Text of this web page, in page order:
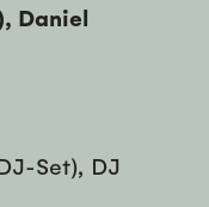
Daniel
Set), DJ